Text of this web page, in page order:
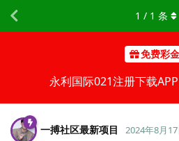
免费彩金
永利国际021注册下载
1 / 1 条
一搏社区最新项目 2024年8月17